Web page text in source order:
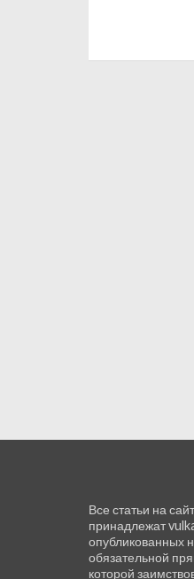
Все статьи на
принадлежат
опубликованных
обязательной
которой